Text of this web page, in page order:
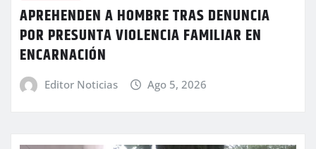
APREHENDEN A HOMBRE TRAS DENUNCIA
POR PRESUNTA VIOLENCIA FAMILIAR EN
ENCARNACIÓN
Editor Noticias Ago 5, 2026